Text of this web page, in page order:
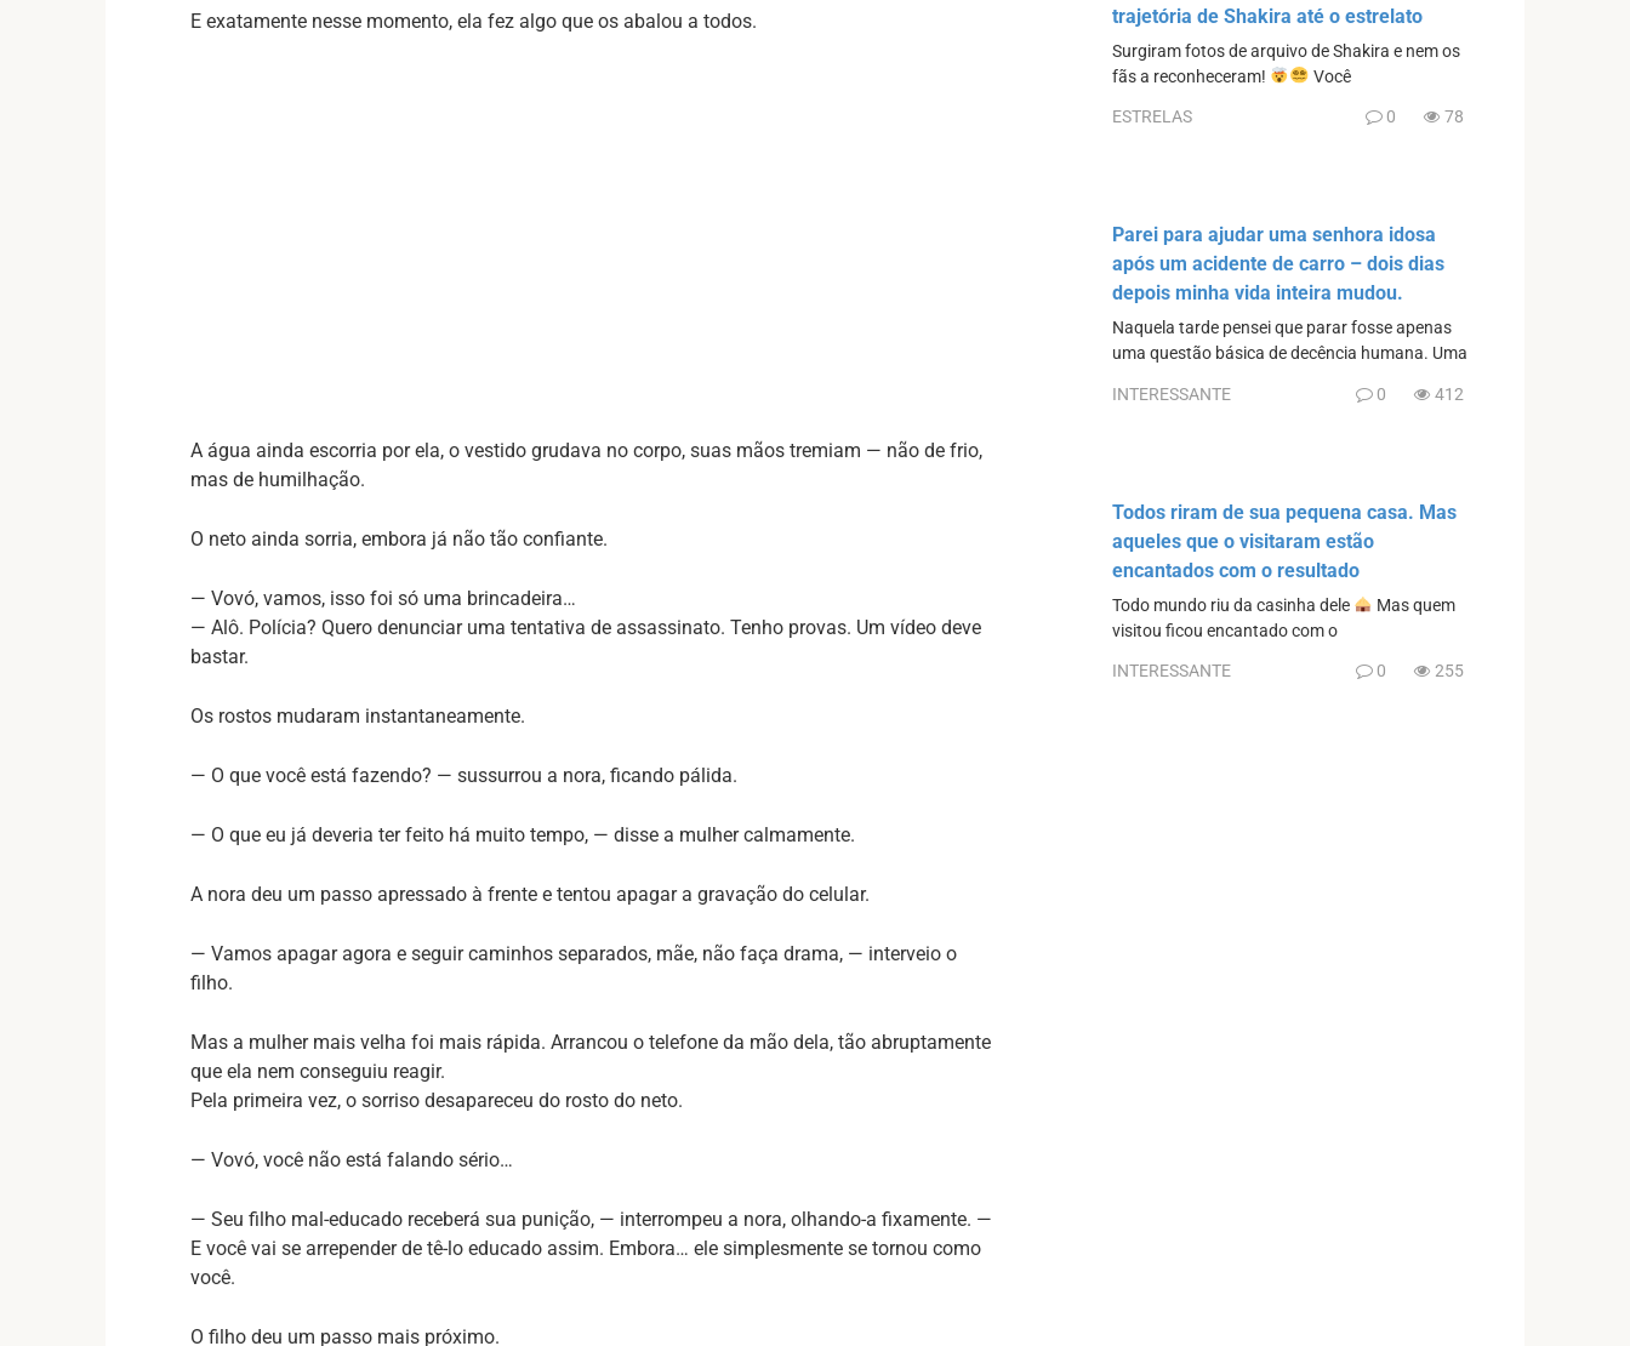
E exatamente nesse momento, ela fez algo que os abalou a todos.
A água ainda escorria por ela, o vestido grudava no corpo, suas mãos tremiam — não de frio,
mas de humilhação.
O neto ainda sorria, embora já não tão confiante.
— Vovó, vamos, isso foi só uma brincadeira…
— Alô. Polícia? Quero denunciar uma tentativa de assassinato. Tenho provas. Um vídeo deve
bastar.
Os rostos mudaram instantaneamente.
— O que você está fazendo? — sussurrou a nora, ficando pálida.
— O que eu já deveria ter feito há muito tempo, — disse a mulher calmamente.
A nora deu um passo apressado à frente e tentou apagar a gravação do celular.
— Vamos apagar agora e seguir caminhos separados, mãe, não faça drama, — interveio o
filho.
Mas a mulher mais velha foi mais rápida. Arrancou o telefone da mão dela, tão abruptamente
que ela nem conseguiu reagir.
Pela primeira vez, o sorriso desapareceu do rosto do neto.
— Vovó, você não está falando sério…
— Seu filho mal-educado receberá sua punição, — interrompeu a nora, olhando-a fixamente. —
E você vai se arrepender de tê-lo educado assim. Embora… ele simplesmente se tornou como
você.
O filho deu um passo mais próximo.
trajetória de Shakira até o estrelato
Surgiram fotos de arquivo de Shakira e nem os
fãs a reconheceram!
Você
ESTRELAS 0 78
Parei para ajudar uma senhora idosa
após um acidente de carro – dois dias
depois minha vida inteira mudou.
Naquela tarde pensei que parar fosse apenas
uma questão básica de decência humana. Uma
INTERESSANTE 0 412
Todos riram de sua pequena casa. Mas
aqueles que o visitaram estão
encantados com o resultado
Todo mundo riu da casinha dele
Mas quem
visitou ficou encantado com o
INTERESSANTE 0 255